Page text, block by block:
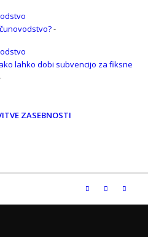
-
lahko dobi subvencijo za fiksne
ZASEBNOSTI